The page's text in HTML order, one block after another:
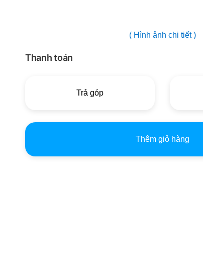
( Hình ảnh chi tiết )
Thanh toán
Trả góp
Thêm giỏ hàng